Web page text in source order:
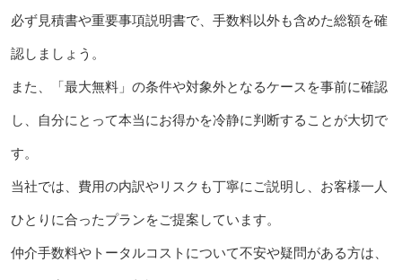
必ず見積書や重要事項説明書で、手数料以外も含めた総額を確
認しましょう。
また、「最大無料」の条件や対象外となるケースを事前に確認
し、自分にとって本当にお得かを冷静に判断することが大切で
す。
当社では、費用の内訳やリスクも丁寧にご説明し、お客様一人
ひとりに合ったプランをご提案しています。
仲介手数料やトータルコストについて不安や疑問がある方は、